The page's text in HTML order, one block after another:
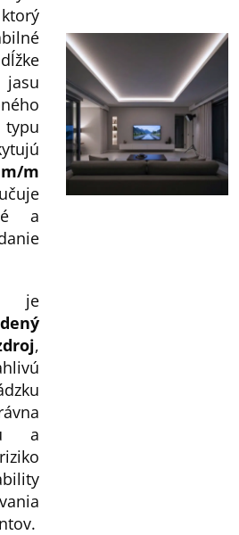
m
a
je
,
a